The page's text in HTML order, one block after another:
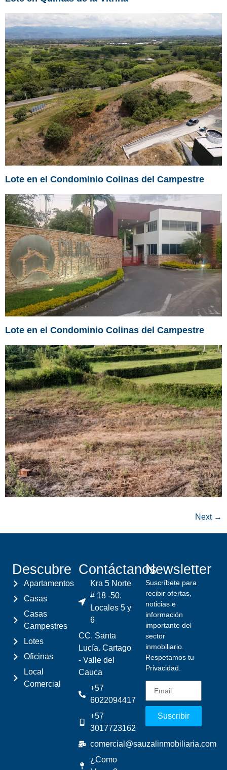
Lote en el Condominio Colinas del Campestre
Lote en el Condominio Colinas del Campestre
Next →
Descubre
Apartamentos
Casas
Casas
Campestres
Lotes
Oficinas
Local
Comercial
Contáctanos
Kra 5 Norte
# 18 -50.
Locales 5 y
6
CC. Santa
Lucía. Cartago
- Valle del
Cauca
+57
6022094417
+57
3017723162
comercial@sauzalinmobiliaria.com
¿Como
Newsletter
Suscríbete para
recibir ofertas,
noticias e
información
importante del
sector
inmobiliario.
Respetamos tu
Privacidad.
Suscribir